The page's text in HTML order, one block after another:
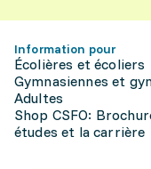
Information pour
Écolières et écoliers
Gymnasiennes et
Adultes
Shop CSFO:
études et la carrière